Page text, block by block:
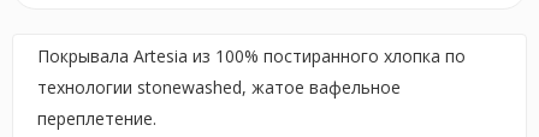
Покрывала Artesia из 100% постиранного хлопка по
технологии stonewashed, жатое вафельное
переплетение.